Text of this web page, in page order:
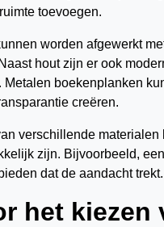
toevoegen.
worden afgewerkt
hout zijn er ook
Metalen boekenplanken
creëren.
verschillende
zijn. Bijvoorbeeld,
dat de aandacht trekt.
het kiezen